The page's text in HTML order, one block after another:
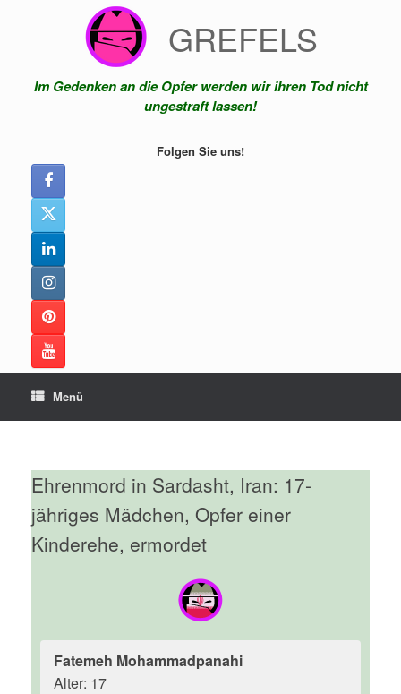
GREFELS
Im Gedenken an die Opfer werden wir ihren Tod nicht
ungestraft lassen!
Folgen Sie uns!
Menü
Ehrenmord in Sardasht, Iran: 17-
jähriges Mädchen, Opfer einer
Kinderehe, ermordet
Fatemeh Mohammadpanahi
Alter: 17